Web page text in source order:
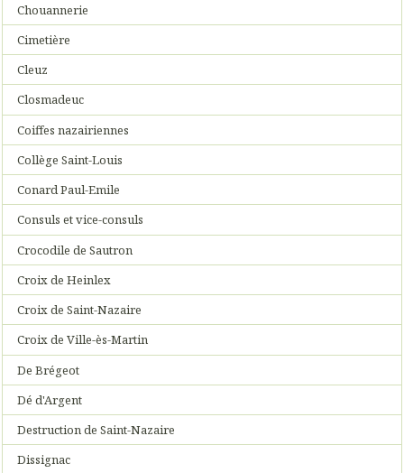
Chouannerie
Cimetière
Cleuz
Closmadeuc
Coiffes nazairiennes
Collège Saint-Louis
Conard Paul-Emile
Consuls et vice-consuls
Crocodile de Sautron
Croix de Heinlex
Croix de Saint-Nazaire
Croix de Ville-ès-Martin
De Brégeot
Dé d'Argent
Destruction de Saint-Nazaire
Dissignac